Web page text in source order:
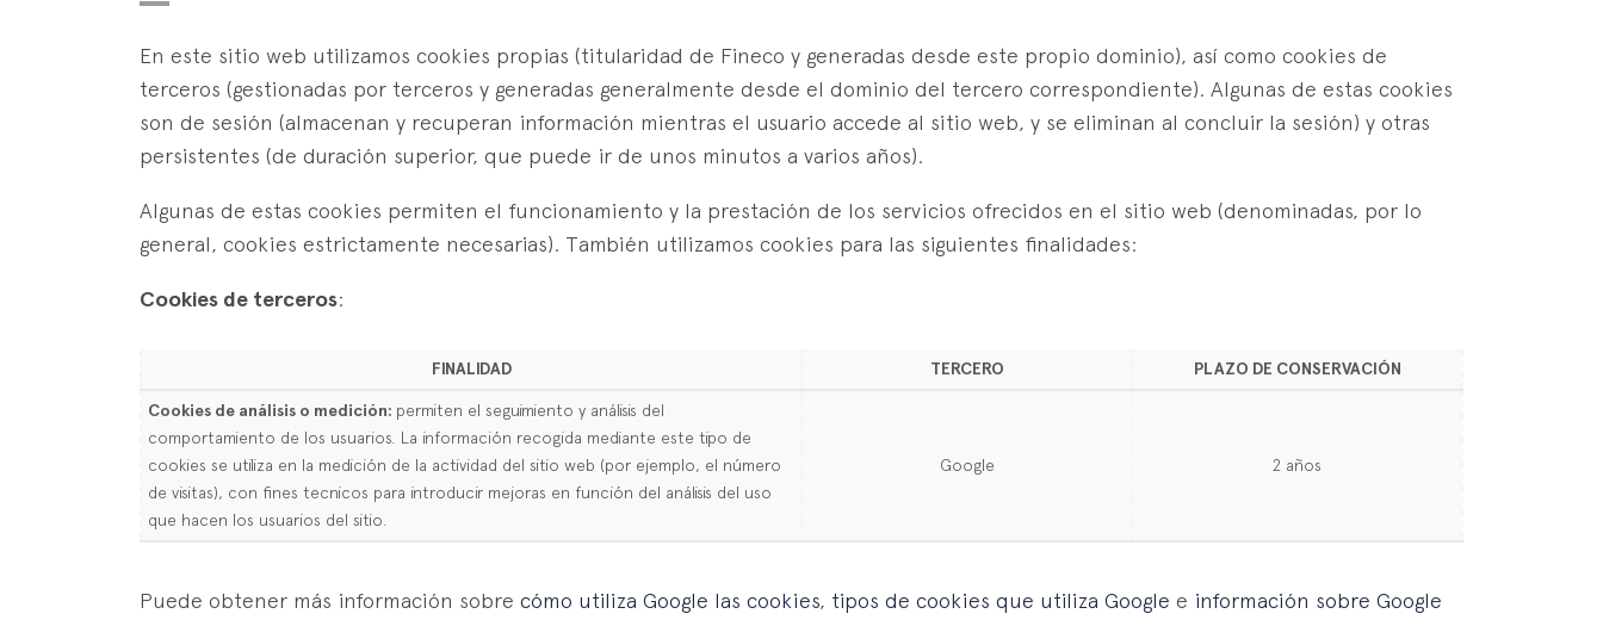
En este sitio web utilizamos cookies propias (titularidad de Fineco y generadas desde este propio dominio), así como cookies de
terceros (gestionadas por terceros y generadas generalmente desde el dominio del tercero correspondiente). Algunas de estas cookies
son de sesión (almacenan y recuperan información mientras el usuario accede al sitio web, y se eliminan al concluir la sesión) y otras
persistentes (de duración superior, que puede ir de unos minutos a varios años).
Algunas de estas cookies permiten el funcionamiento y la prestación de los servicios ofrecidos en el sitio web (denominadas, por lo
general, cookies estrictamente necesarias). También utilizamos cookies para las siguientes finalidades:
Cookies de terceros:
FINALIDAD TERCERO PLAZO DE CONSERVACIÓN
Cookies de análisis o medición: permiten el seguimiento y análisis del
comportamiento de los usuarios. La información recogida mediante este tipo de
cookies se utiliza en la medición de la actividad del sitio web (por ejemplo, el número
de visitas), con fines tecnicos para introducir mejoras en función del análisis del uso
que hacen los usuarios del sitio.
Google 2 años
Puede obtener más información sobre cómo utiliza Google las cookies, tipos de cookies que utiliza Google e información sobre Google